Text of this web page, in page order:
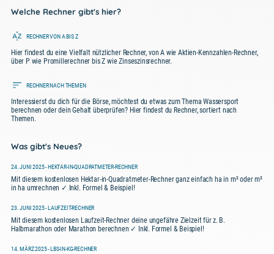
Welche Rechner gibt's hier?
RECHNER VON A BIS Z
Hier findest du eine Vielfalt nützlicher Rechner, von A wie Aktien-Kennzahlen-Rechner,
über P wie Promillerechner bis Z wie Zinseszinsrechner.
RECHNER NACH THEMEN
Interessierst du dich für die Börse, möchtest du etwas zum Thema Wassersport
berechnen oder dein Gehalt überprüfen? Hier findest du Rechner, sortiert nach
Themen.
Was gibt's Neues?
24. JUNI 2025 - HEKTAR-IN-QUADRATMETER-RECHNER
Mit diesem kostenlosen Hektar-in-Quadratmeter-Rechner ganz einfach ha in m² oder m²
in ha umrechnen ✓ Inkl. Formel & Beispiel!
23. JUNI 2025 - LAUFZEIT-RECHNER
Mit diesem kostenlosen Laufzeit-Rechner deine ungefähre Zielzeit für z. B.
Halbmarathon oder Marathon berechnen ✓ Inkl. Formel & Beispiel!
14. MÄRZ 2025 - LBS-IN-KG-RECHNER